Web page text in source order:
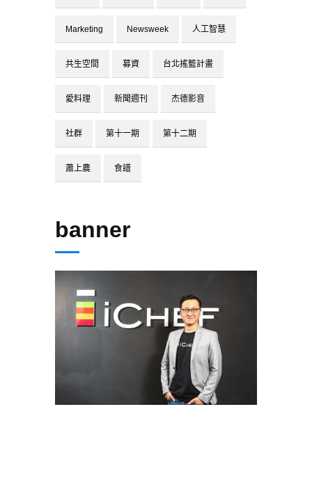
Marketing Newsweek 人工智慧
共生空間 募資 台北搖籃計畫
愛料理 新聞週刊 杰德影音
社群 第十一期 第十二期
蕭上農 食譜
banner